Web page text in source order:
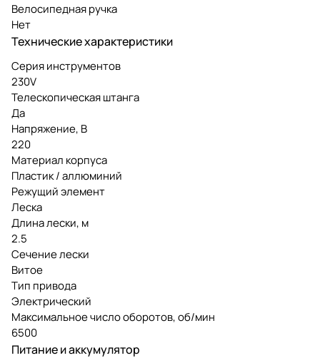
Велосипедная ручка
Нет
Технические характеристики
Серия инструментов
230V
Телескопическая штанга
Да
Напряжение, В
220
Материал корпуса
Пластик / аллюминий
Режущий элемент
Леска
Длина лески, м
2.5
Сечение лески
Витое
Тип привода
Электрический
Максимальное число оборотов, об/мин
6500
Питание и аккумулятор